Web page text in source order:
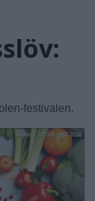
festivalen.